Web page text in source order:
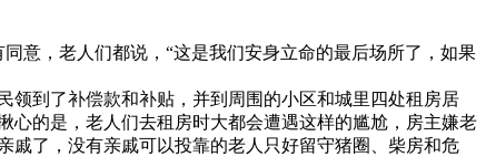
意，老人们都说，“这是我们安身立命的最后场所了，如果
领到了补偿款和补贴，并到周围的小区和城里四处租房居
心的是，老人们去租房时大都会遭遇这样的尴尬，房主嫌老
戚了，没有亲戚可以投靠的老人只好留守猪圈、柴房和危